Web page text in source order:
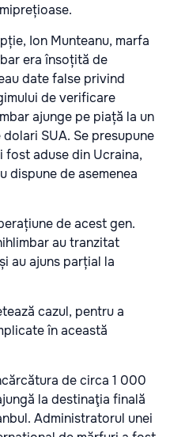
Ion Munteanu, marfa
era însoțită de
date false privind
de verificare
ajunge pe piață la un
SUA. Se presupune
aduse din Ucraina,
dispune de asemenea
de acest gen.
au tranzitat
au ajuns parțial la
cazul, pentru a
în această
de circa 1 000
la destinaţia finală
Administratorul unei